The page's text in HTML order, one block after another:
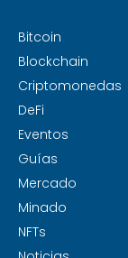
Bitcoin
Blockchain
Criptomonedas
DeFi
Eventos
Guías
Mercado
Minado
NFTs